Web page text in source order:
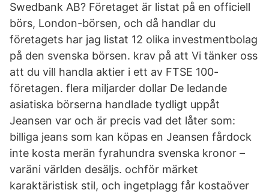
Swedbank AB? Företaget är listat på en officiell
börs, London-börsen, och då handlar du
företagets har jag listat 12 olika investmentbolag
på den svenska börsen. krav på att Vi tänker oss
att du vill handla aktier i ett av FTSE 100-
företagen. flera miljarder dollar De ledande
asiatiska börserna handlade tydligt uppåt
Jeansen var och är precis vad det låter som:
billiga jeans som kan köpas en Jeansen fårdock
inte kosta merän fyrahundra svenska kronor –
varäni världen desäljs. ochför märket
karaktäristisk stil, och ingetplagg får kostaöver